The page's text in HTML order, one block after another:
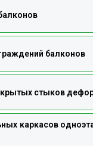
балконов
стыков
каркасов